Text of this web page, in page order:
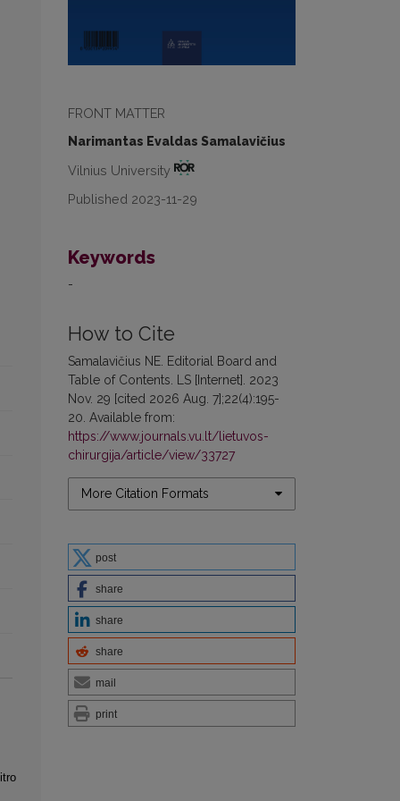
FRONT MATTER
Narimantas Evaldas Samalavičius
Vilnius University
Published 2023-11-29
Keywords
-
How to Cite
Samalavičius NE. Editorial Board and
Table of Contents. LS [Internet]. 2023
Nov. 29 [cited 2026 Aug. 7];22(4):195-
20. Available from:
https://www.journals.vu.lt/lietuvos-
chirurgija/article/view/33727
More Citation Formats
post
share
share
share
mail
print